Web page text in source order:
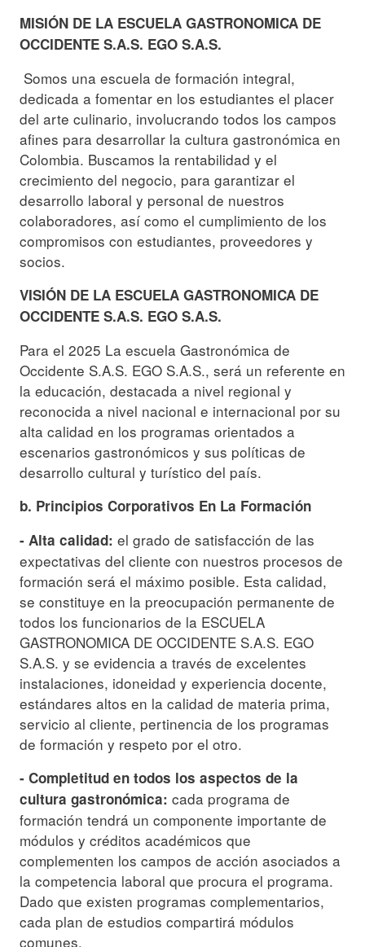
MISIÓN DE LA ESCUELA GASTRONOMICA DE
OCCIDENTE S.A.S. EGO S.A.S.
Somos una escuela de formación integral,
dedicada a fomentar en los estudiantes el placer
del arte culinario, involucrando todos los campos
afines para desarrollar la cultura gastronómica en
Colombia. Buscamos la rentabilidad y el
crecimiento del negocio, para garantizar el
desarrollo laboral y personal de nuestros
colaboradores, así como el cumplimiento de los
compromisos con estudiantes, proveedores y
socios.
VISIÓN DE LA ESCUELA GASTRONOMICA DE
OCCIDENTE S.A.S. EGO S.A.S.
Para el 2025 La escuela Gastronómica de
Occidente S.A.S. EGO S.A.S., será un referente en
la educación, destacada a nivel regional y
reconocida a nivel nacional e internacional por su
alta calidad en los programas orientados a
escenarios gastronómicos y sus políticas de
desarrollo cultural y turístico del país.
b. Principios Corporativos En La Formación
- Alta calidad: el grado de satisfacción de las
expectativas del cliente con nuestros procesos de
formación será el máximo posible. Esta calidad,
se constituye en la preocupación permanente de
todos los funcionarios de la ESCUELA
GASTRONOMICA DE OCCIDENTE S.A.S. EGO
S.A.S. y se evidencia a través de excelentes
instalaciones, idoneidad y experiencia docente,
estándares altos en la calidad de materia prima,
servicio al cliente, pertinencia de los programas
de formación y respeto por el otro.
- Completitud en todos los aspectos de la
cultura gastronómica: cada programa de
formación tendrá un componente importante de
módulos y créditos académicos que
complementen los campos de acción asociados a
la competencia laboral que procura el programa.
Dado que existen programas complementarios,
cada plan de estudios compartirá módulos
comunes.